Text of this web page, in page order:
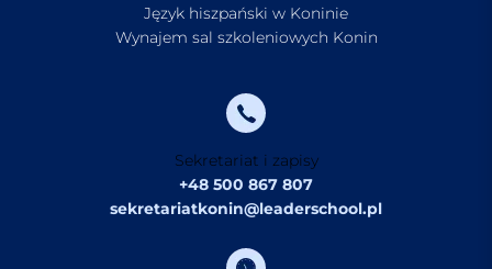
Język hiszpański w Koninie
Wynajem sal szkoleniowych Konin
Sekretariat i zapisy
+48 500 867 807
sekretariatkonin@leaderschool.pl